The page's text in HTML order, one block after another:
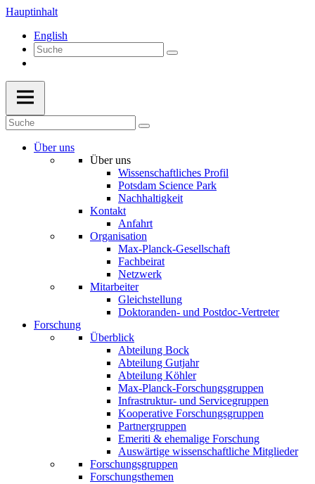
Hauptinhalt
English
Über uns
Über uns
Wissenschaftliches Profil
Potsdam Science Park
Nachhaltigkeit
Kontakt
Anfahrt
Organisation
Max-Planck-Gesellschaft
Fachbeirat
Netzwerk
Mitarbeiter
Gleichstellung
Doktoranden- und Postdoc-Vertreter
Forschung
Überblick
Abteilung Bock
Abteilung Gutjahr
Abteilung Köhler
Max-Planck-Forschungsgruppen
Infrastruktur- und Servicegruppen
Kooperative Forschungsgruppen
Partnergruppen
Emeriti & ehemalige Forschung
Auswärtige wissenschaftliche Mitglieder
Forschungsgruppen
Forschungsthemen